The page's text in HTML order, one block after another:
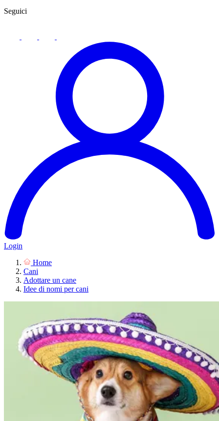
Seguici
Login
Home
Cani
Adottare un cane
Idee di nomi per cani